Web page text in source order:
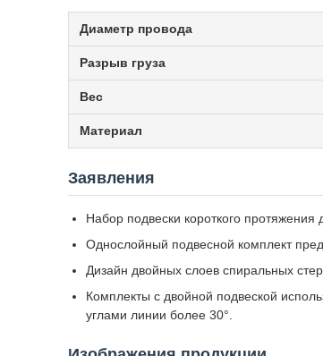
Диаметр провода
Разрыв груза
Вес
Материал
Заявления
Набор подвески короткого
Однослойный подвесной комплект
Дизайн двойных слоев спиральных
Комплекты с двойной подвеской
углами линии более 30°.